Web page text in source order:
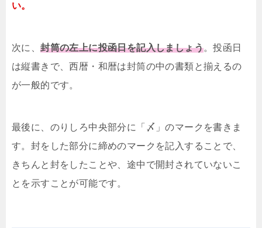
い。
次に、封筒の左上に投函日を記入しましょう。投函日
は縦書きで、西暦・和暦は封筒の中の書類と揃えるの
が一般的です。
最後に、のりしろ中央部分に「〆」のマークを書きま
す。封をした部分に締めのマークを記入することで、
きちんと封をしたことや、途中で開封されていないこ
とを示すことが可能です。